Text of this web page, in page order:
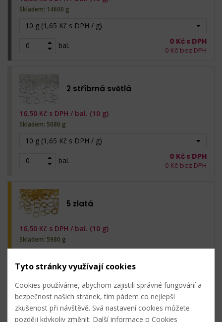
10 g (1,65 Kč s DPH / g)
bal.
Skladem: 14600 g
0 Kč s DPH
0 Kč bez DPH
2 stříbrná světlá
10 g (1,65 Kč s DPH / g)
bal.
16,50 Kč s DPH / bal. (10 g)
Skladem: 5080 g
0 Kč s DPH
0 Kč bez DPH
5 zlatá
16,50 Kč s DPH / bal. (10 g)
Skladem: 5980 g
0 Kč bez DPH
6 nikl černý
Tyto stránky využívají cookies
Cookies používáme, abychom zajistili správné fungování a
bezpečnost našich stránek, tím pádem co nejlepší
zkušenost při návštěvě. Svá nastavení cookies můžete
později kdykoliv změnit. Další informace o Cookies